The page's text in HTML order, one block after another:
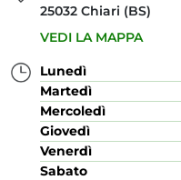
25032 Chiari (BS)
VEDI LA MAPPA
Lunedì
Martedì
Mercoledì
Giovedì
Venerdì
Sabato